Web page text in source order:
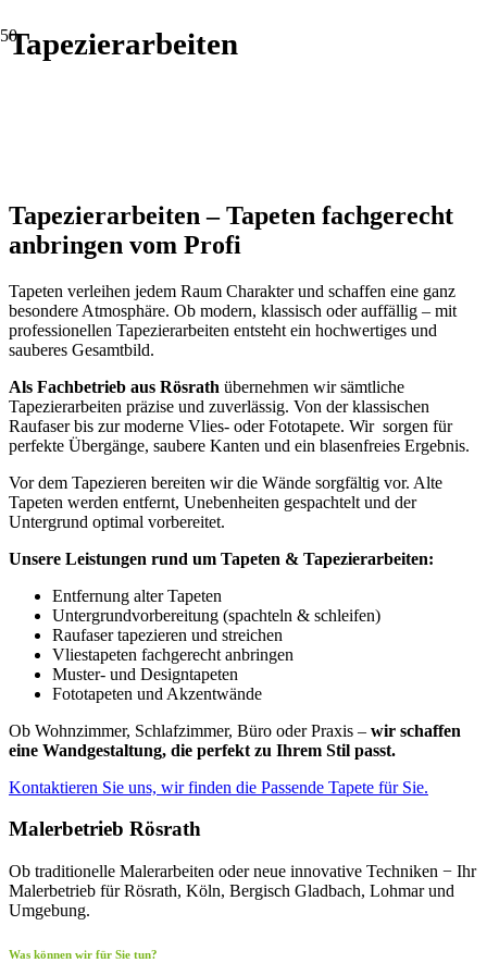
Tapezierarbeiten
Tapezierarbeiten – Tapeten fachgerecht
anbringen vom Profi
Tapeten verleihen jedem Raum Charakter und schaffen eine ganz
besondere Atmosphäre. Ob modern, klassisch oder auffällig – mit
professionellen Tapezierarbeiten entsteht ein hochwertiges und
sauberes Gesamtbild.
Als Fachbetrieb aus Rösrath übernehmen wir sämtliche
Tapezierarbeiten präzise und zuverlässig. Von der klassischen
Raufaser bis zur moderne Vlies- oder Fototapete. Wir sorgen für
perfekte Übergänge, saubere Kanten und ein blasenfreies Ergebnis.
Vor dem Tapezieren bereiten wir die Wände sorgfältig vor. Alte
Tapeten werden entfernt, Unebenheiten gespachtelt und der
Untergrund optimal vorbereitet.
Unsere Leistungen rund um Tapeten & Tapezierarbeiten:
Entfernung alter Tapeten
Untergrundvorbereitung (spachteln & schleifen)
Raufaser tapezieren und streichen
Vliestapeten fachgerecht anbringen
Muster- und Designtapeten
Fototapeten und Akzentwände
Ob Wohnzimmer, Schlafzimmer, Büro oder Praxis – wir schaffen
eine Wandgestaltung, die perfekt zu Ihrem Stil passt.
Kontaktieren Sie uns, wir finden die Passende Tapete für Sie.
Malerbetrieb Rösrath
Ob traditionelle Malerarbeiten oder neue innovative Techniken − Ihr
Malerbetrieb für Rösrath, Köln, Bergisch Gladbach, Lohmar und
Umgebung.
Was können wir für Sie tun?